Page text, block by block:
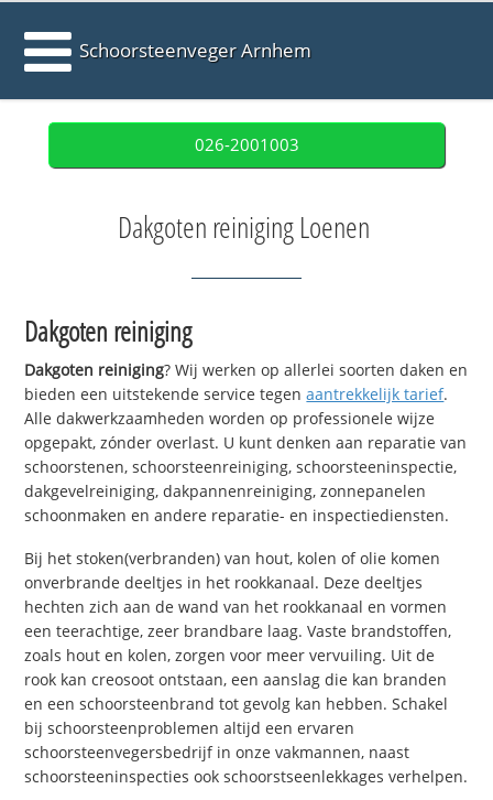
Schoorsteenveger Arnhem
026-2001003
Dakgoten reiniging Loenen
Dakgoten reiniging
Dakgoten reiniging? Wij werken op allerlei soorten daken en
bieden een uitstekende service tegenaantrekkelijk tarief.
Alle dakwerkzaamheden worden op professionele wijze
opgepakt, zónder overlast. U kunt denken aan reparatie van
schoorstenen, schoorsteenreiniging, schoorsteeninspectie,
dakgevelreiniging, dakpannenreiniging, zonnepanelen
schoonmaken en andere reparatie- en inspectiediensten.
Bij het stoken(verbranden) van hout, kolen of olie komen
onverbrande deeltjes in het rookkanaal. Deze deeltjes
hechten zich aan de wand van het rookkanaal en vormen
een teerachtige, zeer brandbare laag. Vaste brandstoffen,
zoals hout en kolen, zorgen voor meer vervuiling. Uit de
rook kan creosoot ontstaan, een aanslag die kan branden
en een schoorsteenbrand tot gevolg kan hebben. Schakel
bij schoorsteenproblemen altijd een ervaren
schoorsteenvegersbedrijf in onze vakmannen, naast
schoorsteeninspecties ook schoorstseenlekkages verhelpen.